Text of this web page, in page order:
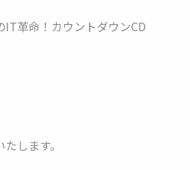
革命！カウントダウンCD
します。